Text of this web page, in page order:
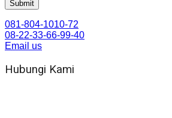
081-804-1010-72
08-22-33-66-99-40
Email us
Hubungi Kami